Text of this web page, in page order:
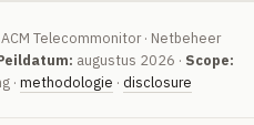
Telecommonitor · Netbeheer
augustus 2026 · Scope:
· methodologie · disclosure